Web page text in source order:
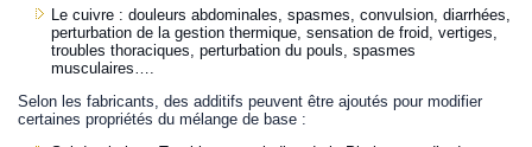
Le cuivre : douleurs abdominales, spasmes, convulsion, diarrhées,
perturbation de la gestion thermique, sensation de froid, vertiges,
troubles thoraciques, perturbation du pouls, spasmes
musculaires….
Selon les fabricants, des additifs peuvent être ajoutés pour modifier
certaines propriétés du mélange de base :